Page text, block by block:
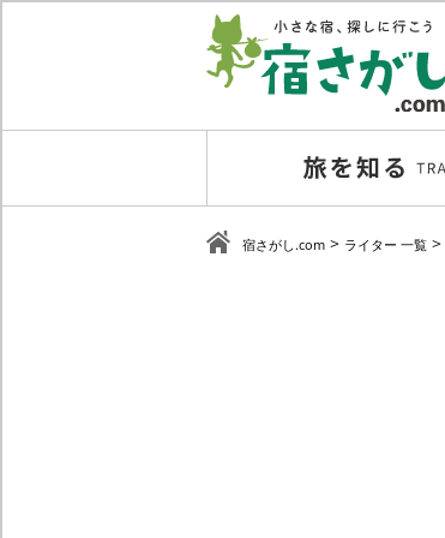
宿さがし.com > ライター 一覧 >